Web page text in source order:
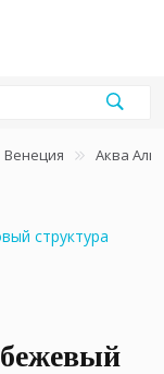
Венеция Аква